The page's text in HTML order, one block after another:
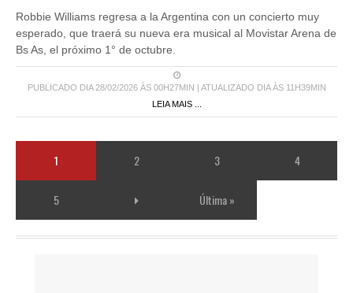
Robbie Williams regresa a la Argentina con un concierto muy
esperado, que traerá su nueva era musical al Movistar Arena de
Bs As, el próximo 1° de octubre.
PUBLICADO DIA 28/02/2026 ÀS 00H27MIN | ATUALIZADO DIA ÀS 11H39MIN
LEIA MAIS ...
1 2 3 4
5 Última »